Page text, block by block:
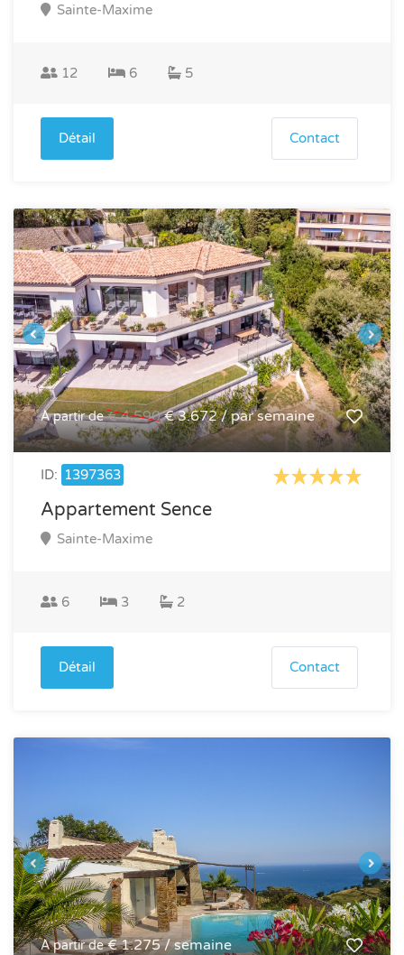
Sainte-Maxime
12 6 5
Détail Contact
À partir de € 4.590€ 3.672 / par semaine
ID: 1397363
Appartement Sence
Sainte-Maxime
6 3 2
Détail Contact
À partir de€ 1.275 / semaine